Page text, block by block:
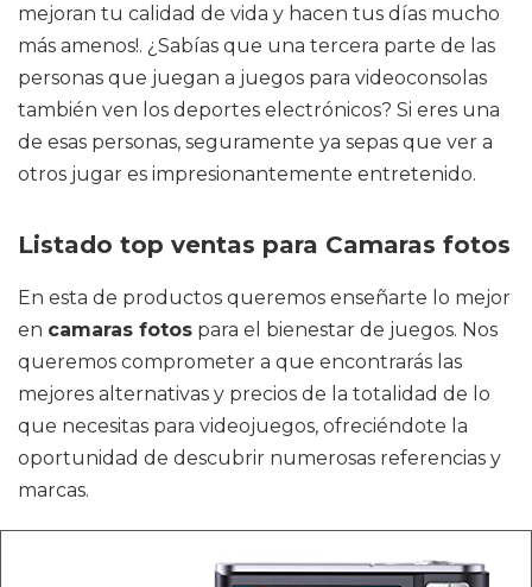
mejoran tu calidad de vida y hacen tus días mucho
más amenos!. ¿Sabías que una tercera parte de las
personas que juegan a juegos para videoconsolas
también ven los deportes electrónicos? Si eres una
de esas personas, seguramente ya sepas que ver a
otros jugar es impresionantemente entretenido.
Listado top ventas para Camaras fotos
En esta de productos queremos enseñarte lo mejor
en camaras fotos para el bienestar de juegos. Nos
queremos comprometer a que encontrarás las
mejores alternativas y precios de la totalidad de lo
que necesitas para videojuegos, ofreciéndote la
oportunidad de descubrir numerosas referencias y
marcas.